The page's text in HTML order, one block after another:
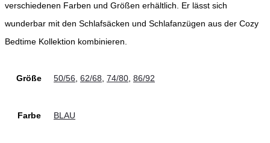
verschiedenen Farben und Größen erhältlich. Er lässt sich
wunderbar mit den Schlafsäcken und Schlafanzügen aus der Cozy
Bedtime Kollektion kombinieren.
Größe 50/56, 62/68, 74/80, 86/92
Farbe BLAU